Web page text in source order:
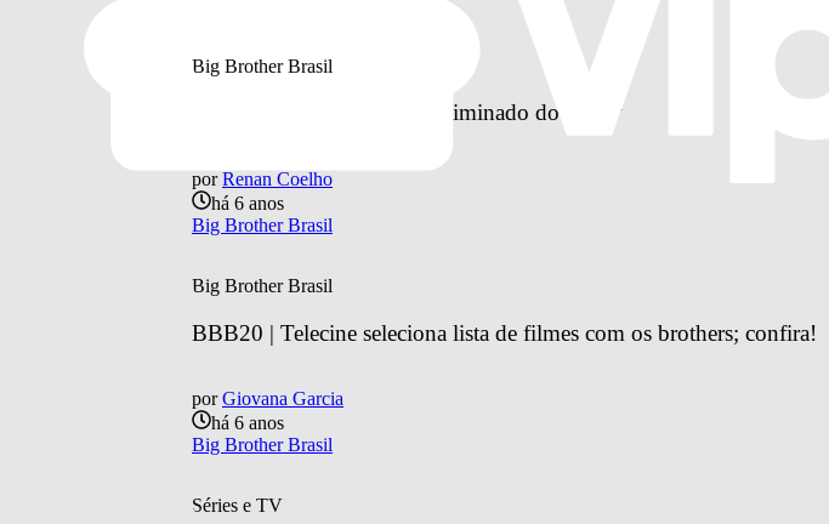
Big Brother Brasil
BBB20 | Babu é o último eliminado do reality
por Renan Coelho
há 6 anos
Big Brother Brasil
Big Brother Brasil
BBB20 | Telecine seleciona lista de filmes com os brothers; confira!
por Giovana Garcia
há 6 anos
Big Brother Brasil
Séries e TV